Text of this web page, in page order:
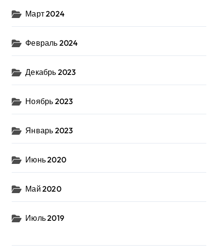
Март 2024
Февраль 2024
Декабрь 2023
Ноябрь 2023
Январь 2023
Июнь 2020
Май 2020
Июль 2019